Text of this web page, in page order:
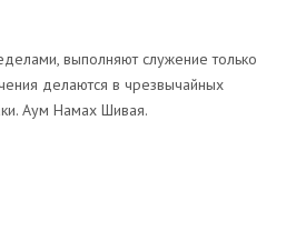
выполняют служение только
делаются в чрезвычайных
Аум Намах Шивая.